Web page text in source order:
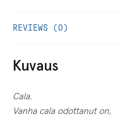
REVIEWS (0)
Kuvaus
Cala.
Vanha cala odottanut on,